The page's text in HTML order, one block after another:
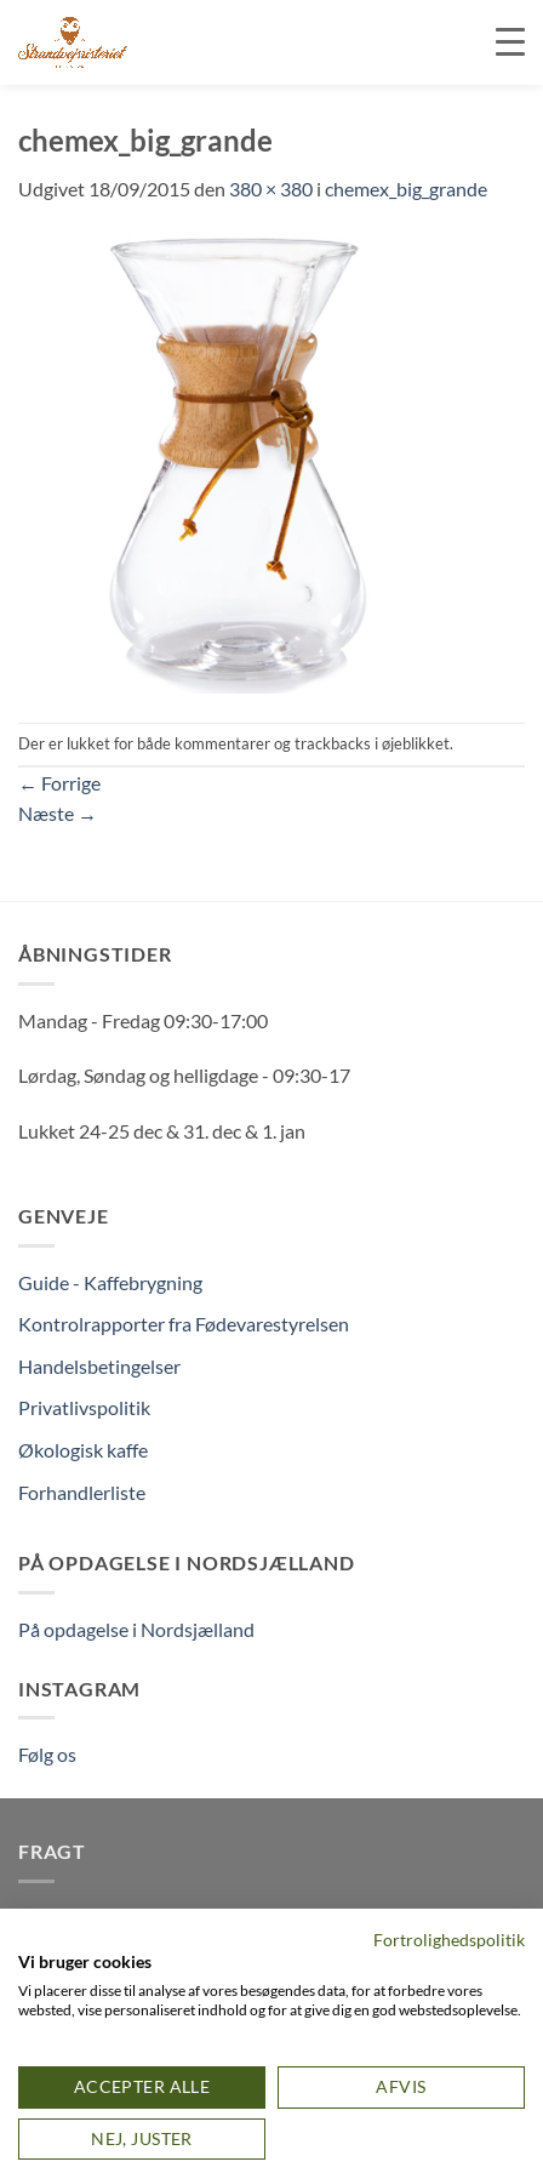
indhold
chemex_big_grande
Udgivet 18/09/2015den 380 × 380 i chemex_big_grande
Der er lukket for både kommentarer og trackbacks i øjeblikket.
← Forrige
Næste →
ÅBNINGSTIDER
Mandag - Fredag 09:30-17:00
Lørdag, Søndag og helligdage - 09:30-17
Lukket 24-25 dec & 31. dec & 1. jan
GENVEJE
Guide - Kaffebrygning
Kontrolrapporter fra Fødevarestyrelsen
Handelsbetingelser
Privatlivspolitik
Økologisk kaffe
Forhandlerliste
PÅ OPDAGELSE I NORDSJÆLLAND
På opdagelse i Nordsjælland
INSTAGRAM
Følg os
FRAGT
på alle pakker - Husk der er fri
levering på alle ordre over DKK395
Visa PayPal Stripe MasterCard
Cash
FACEBOOK INSTAGRAM VIMEO
Copyright 2026 ©
0
Fortrolighedspolitik
Vi bruger cookies
Vi placerer disse til analyse af vores besøgendes data, for at forbedre vores
websted, vise personaliseret indhold og for at give dig en god webstedsoplevelse.
ACCEPTER ALLE AFVIS
NEJ, JUSTER